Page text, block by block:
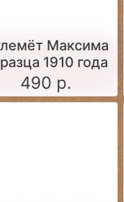
Максима
1910 года
для сборки
1:35)
490 р.